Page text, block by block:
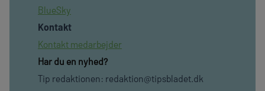
BlueSky
Kontakt
Kontakt medarbejder
Har du en nyhed?
Tip redaktionen: redaktion@tipsbladet.dk